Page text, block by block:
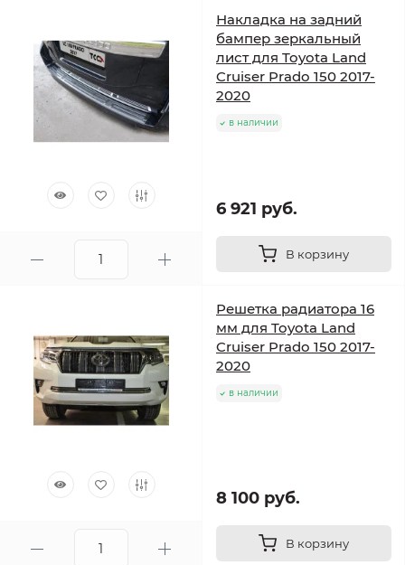
Накладка на задний
бампер зеркальный
лист для Toyota Land
Cruiser Prado 150 2017-
2020
в наличии
6 921 руб.
В корзину
Решетка радиатора 16
мм для Toyota Land
Cruiser Prado 150 2017-
2020
в наличии
8 100 руб.
В корзину